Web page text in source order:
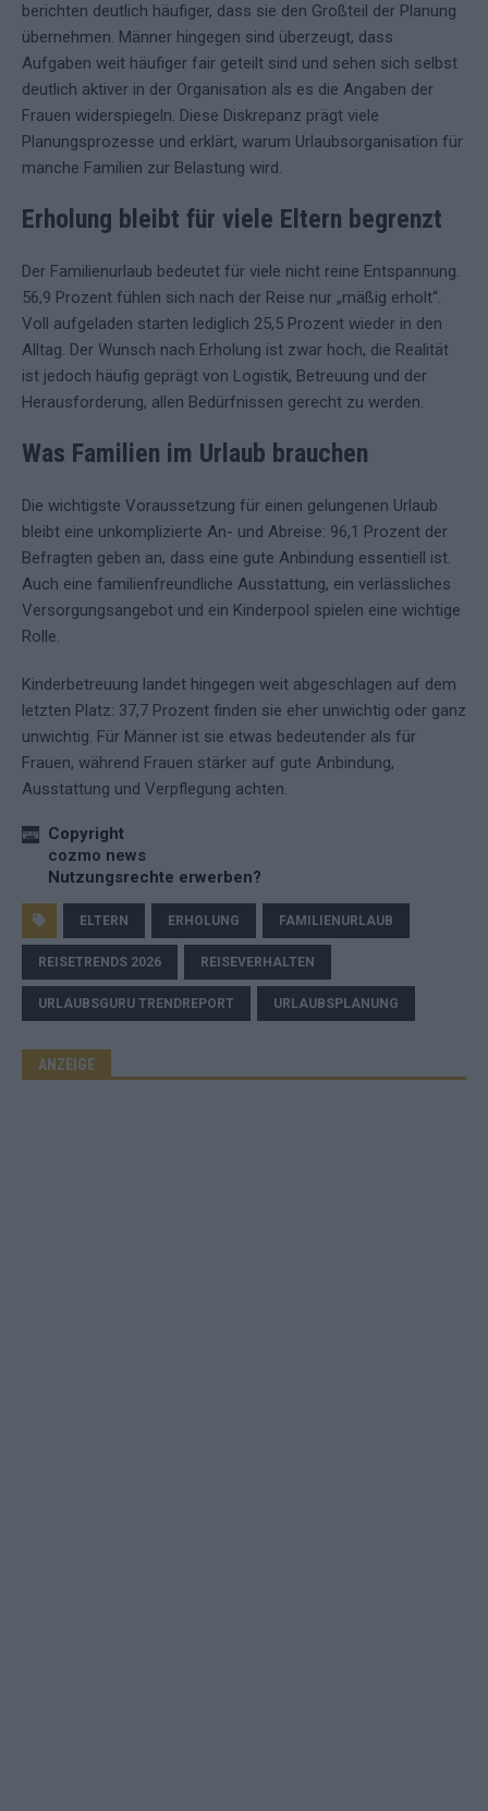
berichten deutlich häufiger, dass sie den Großteil der Planung
übernehmen. Männer hingegen sind überzeugt, dass
Aufgaben weit häufiger fair geteilt sind und sehen sich selbst
deutlich aktiver in der Organisation als es die Angaben der
Frauen widerspiegeln. Diese Diskrepanz prägt viele
Planungsprozesse und erklärt, warum Urlaubsorganisation für
manche Familien zur Belastung wird.
Erholung bleibt für viele Eltern begrenzt
Der Familienurlaub bedeutet für viele nicht reine Entspannung.
56,9 Prozent fühlen sich nach der Reise nur „mäßig erholt“.
Voll aufgeladen starten lediglich 25,5 Prozent wieder in den
Alltag. Der Wunsch nach Erholung ist zwar hoch, die Realität
ist jedoch häufig geprägt von Logistik, Betreuung und der
Herausforderung, allen Bedürfnissen gerecht zu werden.
Was Familien im Urlaub brauchen
Die wichtigste Voraussetzung für einen gelungenen Urlaub
bleibt eine unkomplizierte An- und Abreise: 96,1 Prozent der
Befragten geben an, dass eine gute Anbindung essentiell ist.
Auch eine familienfreundliche Ausstattung, ein verlässliches
Versorgungsangebot und ein Kinderpool spielen eine wichtige
Rolle.
Kinderbetreuung landet hingegen weit abgeschlagen auf dem
letzten Platz: 37,7 Prozent finden sie eher unwichtig oder ganz
unwichtig. Für Männer ist sie etwas bedeutender als für
Frauen, während Frauen stärker auf gute Anbindung,
Ausstattung und Verpflegung achten.
Copyright
cozmo news
Nutzungsrechte erwerben?
ELTERN ERHOLUNG FAMILIENURLAUB
REISETRENDS 2026 REISEVERHALTEN
URLAUBSGURU TRENDREPORT URLAUBSPLANUNG
ANZEIGE